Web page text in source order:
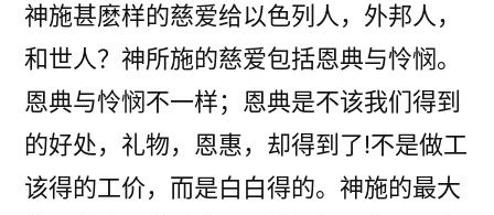
神施甚麽样的慈爱给以色列人，外邦人，
和世人？神所施的慈爱包括恩典与怜悯。
恩典与怜悯不一样；恩典是不该我们得到
的好处，礼物，恩惠，却得到了!不是做工
该得的工价，而是白白得的。神施的最大